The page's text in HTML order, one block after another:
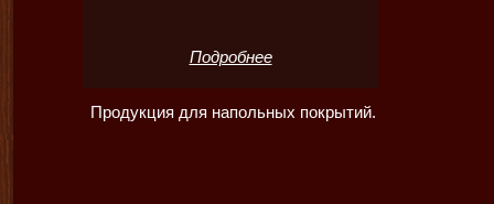
Подробнее
Продукция для напольных покрытий.